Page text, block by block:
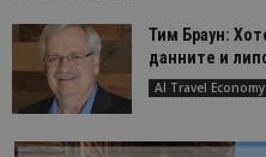
Тим Браун:
данните и
AI Travel